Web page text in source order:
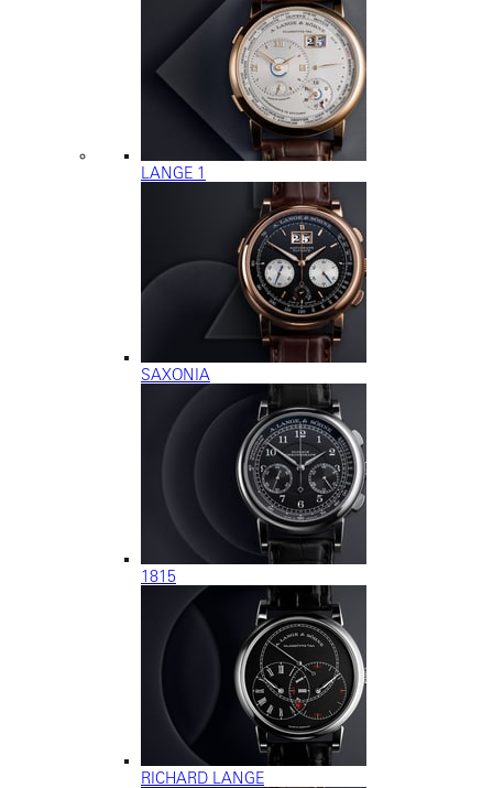
LANGE 1
SAXONIA
1815
RICHARD LANGE